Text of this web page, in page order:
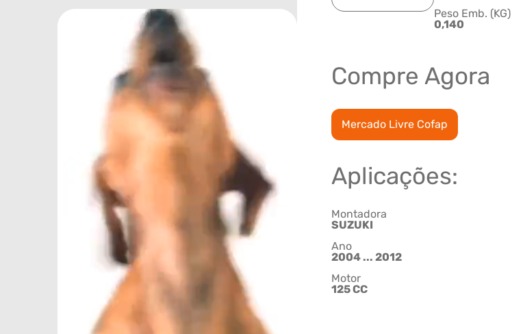
Peso Emb. (KG)
0,140
Compre Agora
Mercado Livre Cofap
Aplicações:
Montadora
SUZUKI
Ano
2004 ... 2012
Motor
125 CC